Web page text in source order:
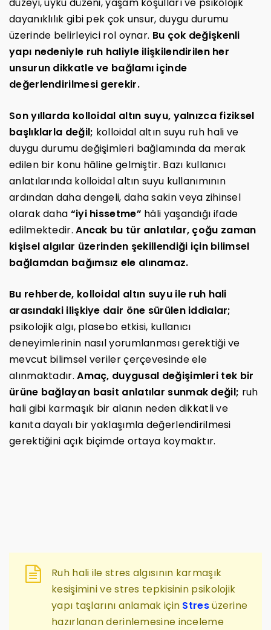
dayanıklılık gibi pek çok unsur, duygu durumu
üzerinde belirleyici rol oynar. Bu çok değişkenli
yapı nedeniyle ruh haliyle ilişkilendirilen her
unsurun dikkatle ve bağlamı içinde
değerlendirilmesi gerekir.
Son yıllarda kolloidal altın suyu, yalnızca fiziksel
başlıklarla değil; kolloidal altın suyu ruh hali ve
duygu durumu değişimleri bağlamında da merak
edilen bir konu hâline gelmiştir. Bazı kullanıcı
anlatılarında kolloidal altın suyu kullanımının
ardından daha dengeli, daha sakin veya zihinsel
olarak daha “iyi hissetme” hâli yaşandığı ifade
edilmektedir.Ancak bu tür anlatılar, çoğu zaman
kişisel algılar üzerinden şekillendiği için bilimsel
bağlamdan bağımsız ele alınamaz.
Bu rehberde, kolloidal altın suyu ile ruh hali
arasındaki ilişkiye dair öne sürülen iddialar;
psikolojik algı, plasebo etkisi, kullanıcı
deneyimlerinin nasıl yorumlanması gerektiği ve
mevcut bilimsel veriler çerçevesinde ele
alınmaktadır.Amaç, duygusal değişimleri tek bir
ürüne bağlayan basit anlatılar sunmak değil; ruh
hali gibi karmaşık bir alanın neden dikkatli ve
kanıta dayalı bir yaklaşımla değerlendirilmesi
gerektiğini açık biçimde ortaya koymaktır.
Ruh hali ile stres algısının karmaşık
kesişimini ve stres tepkisinin psikolojik
yapı taşlarını anlamak için Stresüzerine
hazırlanan derinlemesine inceleme